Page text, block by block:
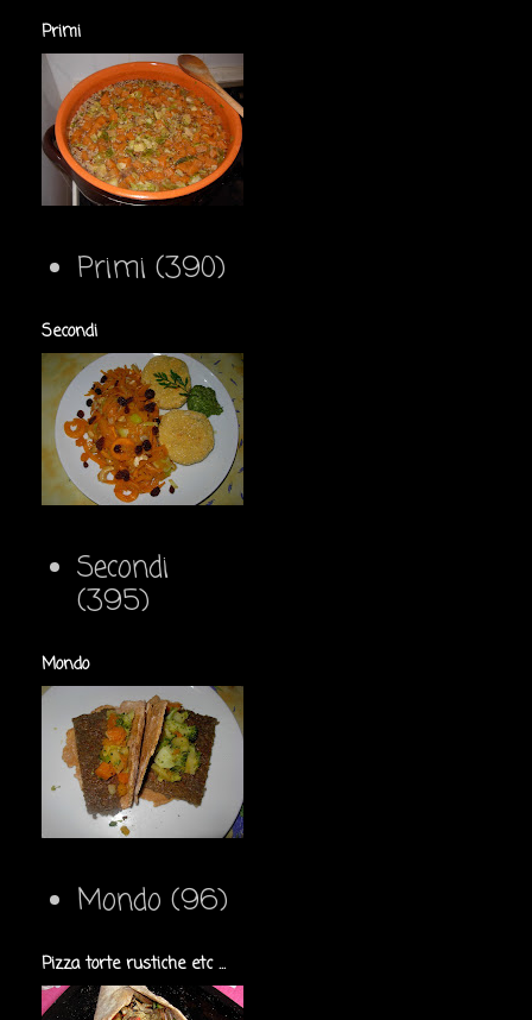
Primi
Primi (390)
Secondi
Secondi
(395)
Mondo
Mondo (96)
Pizza torte rustiche etc ...